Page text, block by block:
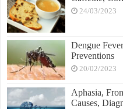
24/03/2023
Dengue
Preventions
20/02/2023
Aphasia,
Causes,